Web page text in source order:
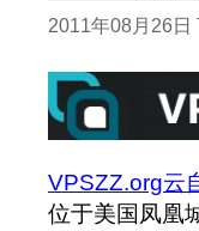
2011年08月26日
VPSZZ.org云
位于美国凤凰